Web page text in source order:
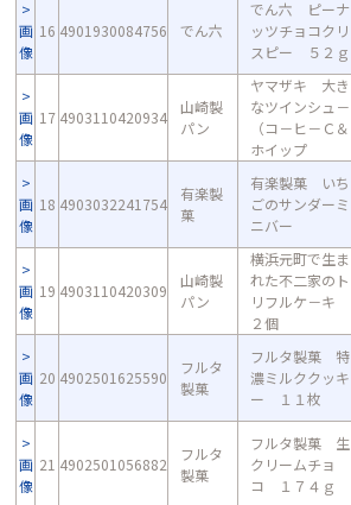
画
像
16 4901930084756 でん六
でん六 ピーナ
ッツチョコクリ
スピー ５２ｇ
画
像
17 4903110420934
山崎製
パン
ヤマザキ 大き
なツインシュ－
（コ－ヒ－Ｃ＆
ホイップ
画
像
18 4903032241754
有楽製
菓
有楽製菓 いち
ごのサンダーミ
ニバー
画
像
19 4903110420309
山崎製
パン
横浜元町で生ま
れた不二家のト
リフルケ－キ
２個
画
像
20 4902501625590
フルタ
製菓
フルタ製菓 特
濃ミルククッキ
ー １１枚
画
像
21 4902501056882
フルタ
製菓
フルタ製菓 生
クリームチョ
コ １７４ｇ